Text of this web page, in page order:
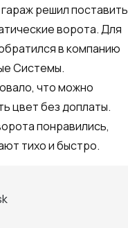
решил поставить
ворота. Для
в компанию
Системы.
что можно
цвет без доплаты.
понравились,
тихо и быстро.